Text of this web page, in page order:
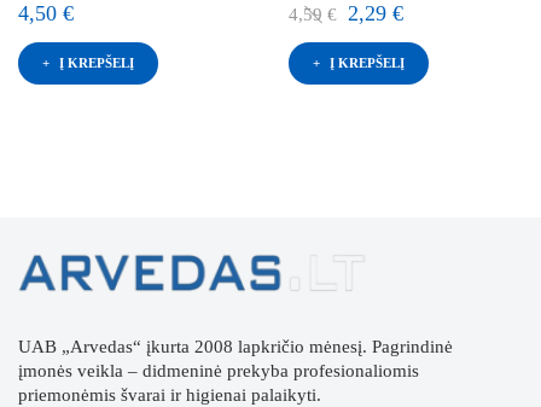
4,50 €
Į KREPŠELĮ
4,59 € 2,29 €
Į KREPŠELĮ
UAB „Arvedas“ įkurta 2008 lapkričio mėnesį. Pagrindinė
įmonės veikla – didmeninė prekyba profesionaliomis
priemonėmis švarai ir higienai palaikyti.